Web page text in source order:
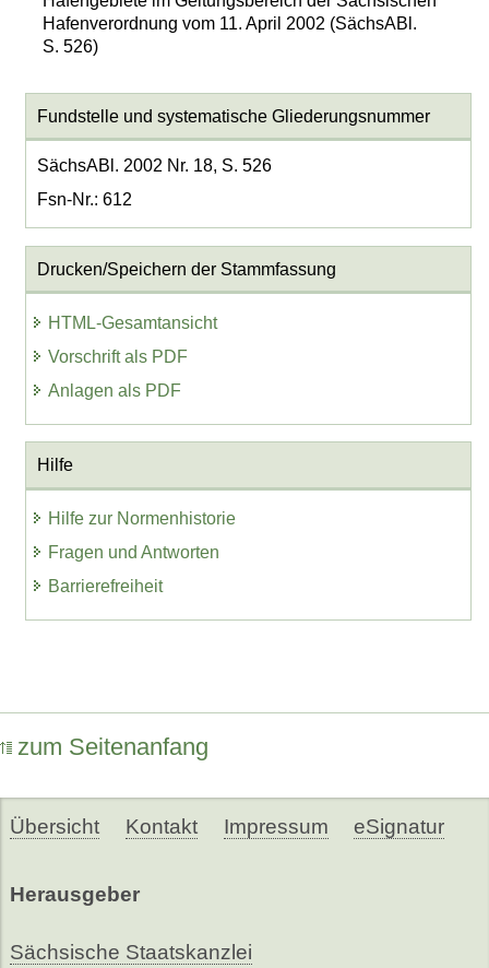
Hafenverordnung vom 11. April 2002 (SächsABl.
S. 526)
Fundstelle und systematische Gliederungsnummer
SächsABl. 2002 Nr. 18, S. 526
Fsn-Nr.: 612
Drucken/Speichern der Stammfassung
HTML-Gesamtansicht
Vorschrift als PDF
Anlagen als PDF
Hilfe
Hilfe zur Normenhistorie
Fragen und Antworten
Barrierefreiheit
zum Seitenanfang
Übersicht Kontakt Impressum eSignatur
Herausgeber
Sächsische Staatskanzlei